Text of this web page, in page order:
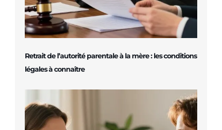
Retrait de l’autorité parentale à la mère : les conditions
légales à connaître